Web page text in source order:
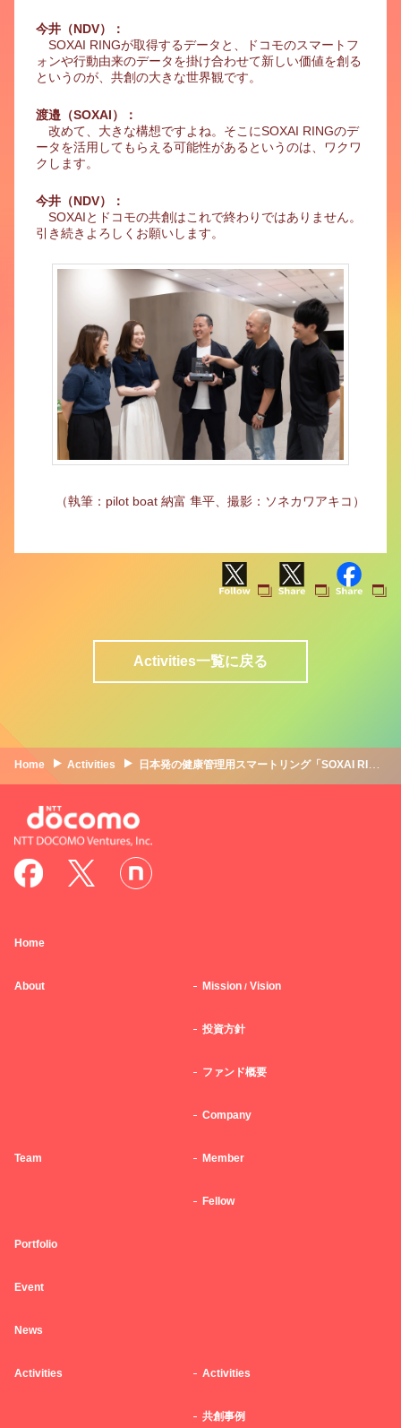
今井（NDV）：
SOXAI RINGが取得するデータと、ドコモのスマートフ
ォンや行動由来のデータを掛け合わせて新しい価値を創る
というのが、共創の大きな世界観です。
渡邉（SOXAI）：
改めて、大きな構想ですよね。そこにSOXAI RINGのデ
ータを活用してもらえる可能性があるというのは、ワクワ
クします。
今井（NDV）：
SOXAIとドコモの共創はこれで終わりではありません。
引き続きよろしくお願いします。
（執筆：pilot boat 納富 隼平、撮影：ソネカワアキコ）
Activities一覧に戻る
Home Activities 日本発の健康管理用スマートリング「SOXAI RING」とドコモの共創。データ連携で睡眠改善の行動変容を図る｜SOXAI ✕NTTドコモ ✕ NTTドコモ・ベンチャーズ
Home
About Mission / Vision
投資方針
ファンド概要
Company
Team Member
Fellow
Portfolio
Event
News
Activities Activities
共創事例